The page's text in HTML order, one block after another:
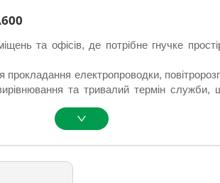
та офісів, де потрібне гнучке
електропроводки,
та тривалий термін